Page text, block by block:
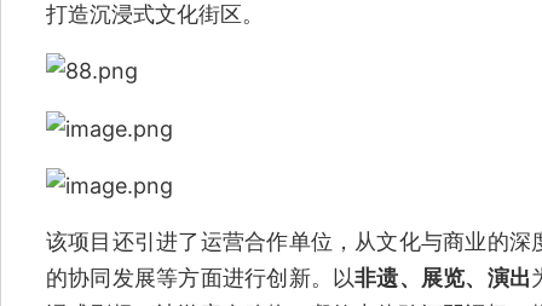
打造沉浸式文化街区。
该项目还引进了运营合作单位，从文化与商业的
的协同发展等方面进行创新。以非遗、展览、演出